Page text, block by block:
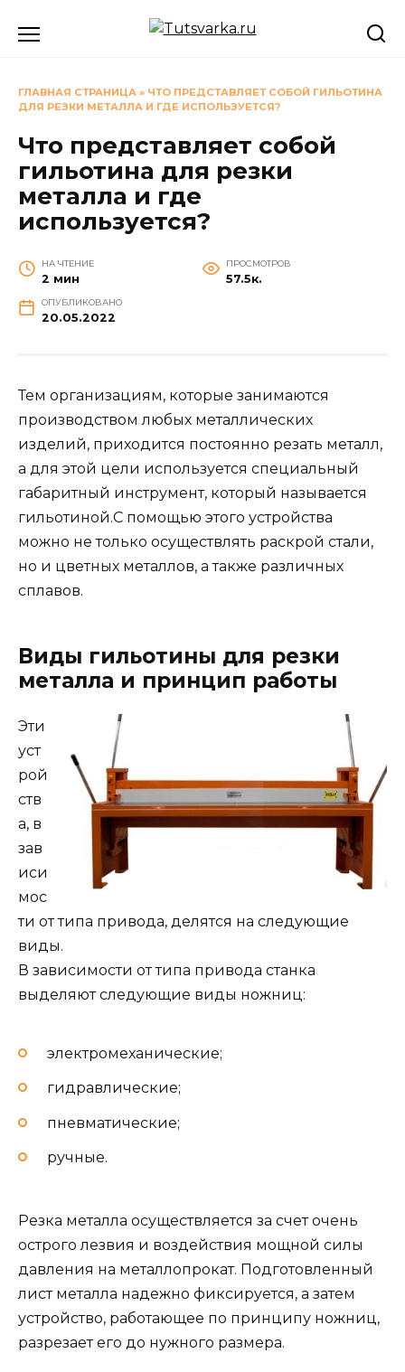
ГЛАВНАЯ СТРАНИЦА » ЧТО ПРЕДСТАВЛЯЕТ СОБОЙ ГИЛЬОТИНА
ДЛЯ РЕЗКИ МЕТАЛЛА И ГДЕ ИСПОЛЬЗУЕТСЯ?
Что представляет собой
гильотина для резки
металла и где
используется?
НА ЧТЕНИЕ
2 мин
ПРОСМОТРОВ
57.5к.
ОПУБЛИКОВАНО
20.05.2022
Тем организациям, которые занимаются
производством любых металлических
изделий, приходится постоянно резать металл,
а для этой цели используется специальный
габаритный инструмент, который называется
гильотиной.С помощью этого устройства
можно не только осуществлять раскрой стали,
но и цветных металлов, а также различных
сплавов.
Виды гильотины для резки
металла и принцип работы
Эти
уст
рой
ств
а, в
зав
иси
мос
ти от типа привода, делятся на следующие
виды.
В зависимости от типа привода станка
выделяют следующие виды ножниц:
электромеханические;
гидравлические;
пневматические;
ручные.
Резка металла осуществляется за счет очень
острого лезвия и воздействия мощной силы
давления на металлопрокат. Подготовленный
лист металла надежно фиксируется, а затем
устройство, работающее по принципу ножниц,
разрезает его до нужного размера.